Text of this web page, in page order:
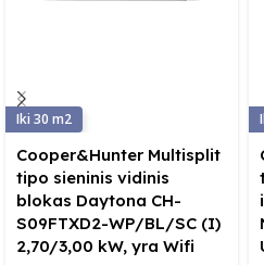
30
Cooper&Hunter Multisplit
tipo sieninis vidinis
blokas Daytona CH-
S09FTXD2-WP/BL/SC (I)
2,70/3,00 kW, yra Wifi